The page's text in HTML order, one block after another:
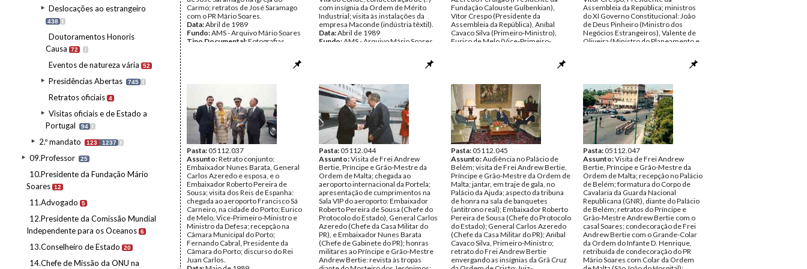
Deslocações ao estrangeiro
438 I
Doutoramentos Honoris
Causa
72 I
Eventos de natureza vária 52
Presidências Abertas 745 I
Retratos oficiais 4
Visitas oficiais e de Estado a
Portugal
94 I
2.º mandato 123 1237 I
09.Professor 25
10.Presidente da Fundação Mário
Soares 12
11.Advogado 5
12.Presidente da Comissão Mundial
Independente para os Oceanos 6
13.Conselheiro de Estado 20
14.Chefe de Missão da ONU na
Carmo; retratos de José Saramago
com o PR Mário Soares.
Data:Abril de 1989
Fundo:AMS - Arquivo Mário Soares
Tipo Documental:Fotografias
com insígnia da Ordem de Mérito
Industrial; visita às instalações da
empresa Maconde (indústria têxtil).
Data:Abril de 1989
Fundo: AMS - Arquivo Mário Soares
Fundação Calouste Gulbenkian),
Vítor Crespo (Presidente da
Assembleia da República), Aníbal
Cavaco Silva (Primeiro-Ministro),
Eurico de Melo (Vice-Primeiro-
Melo (Presidente do Supremo
Tribunal de Justiça); apresentação de
acreditações, por parte de
embaixadores estrangeiros, ao PR
Mário Soares; Durão Barroso,
Secretário de Estado dos Negócios
Estrangeiros; General Carlos
Azeredo envergando o uniforme de
gala; Alfredo Barroso, Chefe da Casa
Civil do PR.
Data:Abril de 1989
Fundo:AMS - Arquivo Mário Soares
Tipo Documental:Fotografias
Página(s):36
Assembleia da República; ministros
do XI Governo Constitucional: João
de Deus Pinheiro (Ministro dos
Negócios Estrangeiros), Valente de
Oliveira (Ministro do Planeamento e
Nogueira (Ministro da Presidência e
Defesa), Miguel Cadilhe (Ministro das
Finanças), José Silveira Godinho
(Ministro da Administração Interna),
José Silva Peneda (Ministro do
Empree da Segurança Social),
António Bagão Félix (Secretário de
Estado do Empree Formação
Profissional) entre outros; discurso
do Rei de Espanha.
Data:Maio de 1989
Fundo:AMS - Arquivo Mário Soares
Tipo Documental:Fotografias
Página(s):36
Pasta:05112.037
Assunto:Retrato conjunto:
Embaixador Nunes Barata, General
Carlos Azeredo e esposa, e o
Embaixador Roberto Pereira de
Sousa; visita dos Reis de Espanha:
chegada ao aeroporto Francisco Sá
Carneiro, na cidade do Porto; Eurico
de Melo, Vice-Primeiro-Ministro e
Ministro da Defesa; recepção na
Câmara Municipal do Porto;
Fernando Cabral, Presidente da
Câmara do Porto; discurso do Rei
Juan Carlos.
Pasta:05112.044
Assunto:Visita de Frei Andrew
Bertie, Príncipe e Grão-Mestre da
Ordem de Malta; chegada ao
aeroporto internacional da Portela;
apresentação de cumprimentos na
Sala VIP do aeroporto: Embaixador
Roberto Pereira de Sousa (Chefe do
Protocolo do Estado), General Carlos
Azeredo (Chefe da Casa Militar do
PR), e Embaixador Nunes Barata
(Chefe de Gabinete do PR); honras
militares ao Príncipe e Grão-Mestre
Andrew Bertie: revista às tropas
Pasta:05112.045
Assunto:Audiência no Palácio de
Belém; visita de Frei Andrew Bertie,
Príncipe e Grão-Mestre da Ordem de
Malta; jantar, em traje de gala, no
Palácio da Ajuda; aspecto da tribuna
de honra na sala de banquetes
(antitrono real); Embaixador Roberto
Pereira de Sousa (Chefe do Protocolo
do Estado); General Carlos Azeredo
(Chefe da Casa Militar do PR); Aníbal
Cavaco Silva, Primeiro-Ministro;
retrato do Frei Andrew Bertie
envergando as insígnias da Grã Cruz
Pasta:05112.047
Assunto:Visita de Frei Andrew
Bertie, Príncipe e Grão-Mestre da
Ordem de Malta; recepção no Palácio
de Belém; formatura do Corpo de
Cavalaria da Guarda Nacional
Republicana (GNR), diante do Palácio
de Belém; retratos do Príncipe e
Grão-Mestre Andrew Bertie com o
casal Soares; condecoração de Frei
Andrew Bertie com o Grande-Colar
da Ordem do Infante D. Henrique,
retribuída de condecoração do PR
Mário Soares com Colar da Ordem